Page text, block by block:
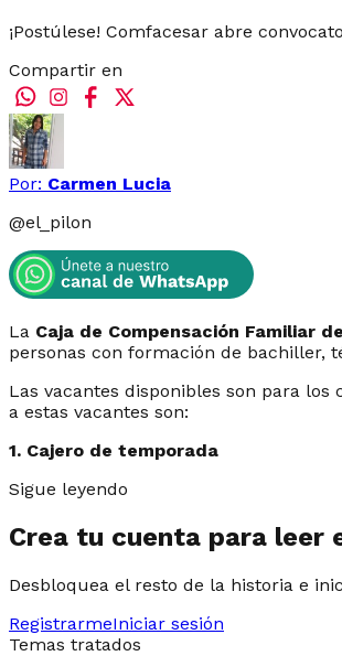
¡Postúlese! Comfacesar abre
Compartir en
Por: Carmen Lucia
@el_pilon
La Caja de Compensación Familiar
personas con formación de bachiller,
Las vacantes disponibles son para
a estas vacantes son:
1. Cajero de temporada
Sigue leyendo
Crea tu cuenta para
Desbloquea el resto de la historia e
RegistrarmeIniciar sesión
Temas tratados